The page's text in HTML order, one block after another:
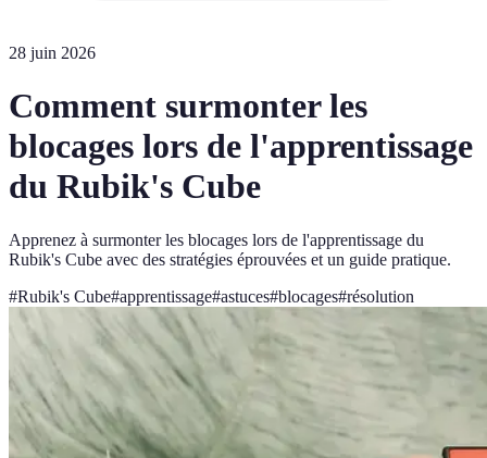
28 juin 2026
Comment surmonter les
blocages lors de l'apprentissage
du Rubik's Cube
Apprenez à surmonter les blocages lors de l'apprentissage du
Rubik's Cube avec des stratégies éprouvées et un guide pratique.
#Rubik's Cube#apprentissage#astuces#blocages#résolution